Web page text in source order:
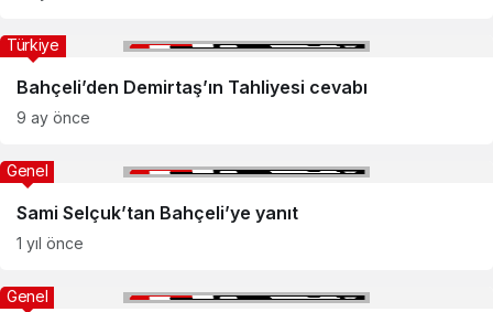
Bahçeli’den Demirtaş’ın Tahliyesi cevabı
Türkiye
9 ay önce
Sami Selçuk’tan Bahçeli’ye yanıt
Genel
1 yıl önce
Genel